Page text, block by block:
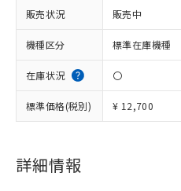
販売状況 販売中
機種区分 標準在庫機種
在庫状況 〇
標準価格(税別) ¥ 12,700
詳細情報